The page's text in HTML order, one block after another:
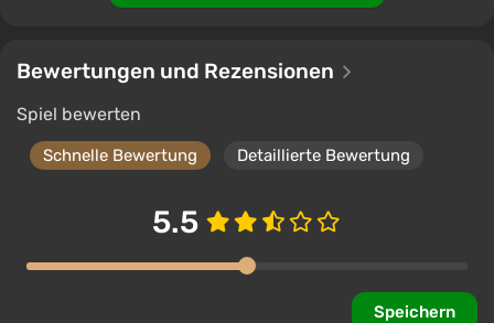
Bewertungen und Rezensionen
Spiel bewerten
Schnelle Bewertung Detaillierte Bewertung
5.5
Speichern